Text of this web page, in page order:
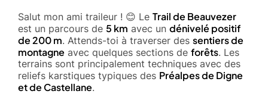
Salut mon ami traileur ! 😊 Le Trail de Beauvezer
est un parcours de 5 km avec un dénivelé positif
de 200 m. Attends-toi à traverser des sentiers de
montagne avec quelques sections de forêts. Les
terrains sont principalement techniques avec des
reliefs karstiques typiques des Préalpes de Digne
et de Castellane.